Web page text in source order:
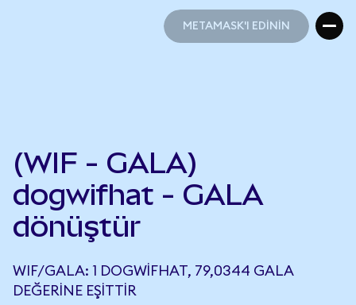
METAMASK'I EDİNİN
(WIF - GALA)
dogwifhat - GALA
dönüştür
WIF/GALA: 1 DOGWIFHAT, 79,0344 GALA
DEĞERINE EŞITTIR